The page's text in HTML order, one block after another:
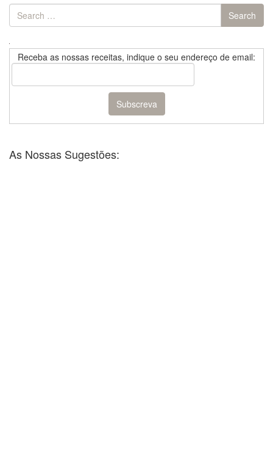
Search
for:
Search
Receba as nossas receitas, indique o seu endereço de email:
As Nossas Sugestões: